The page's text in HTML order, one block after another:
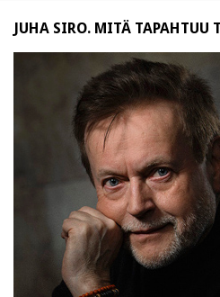
JUHA SIRO. MITÄ TAPAHTUU